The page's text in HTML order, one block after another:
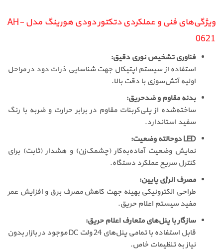
ویژگی‌های فنی و عملکردی دتکتور دودی هورینگ مدل AH-
0621
فناوری تشخیص نوری دقیق:
استفاده از سیستم اپتیکال جهت شناسایی ذرات دود در مراحل
اولیه آتش‌سوزی با دقت بالا.
بدنه مقاوم و ضد‌حریق:
ساخته‌شده از پلی‌کربنات مقاوم در برابر حرارت و ضربه با رنگ
سفید استاندارد.
LED دوحالته وضعیت:
نمایش وضعیت آماده‌به‌کار (چشمک‌زن) و هشدار (ثابت) برای
کنترل سریع عملکرد دستگاه.
مصرف انرژی پایین:
طراحی الکترونیکی بهینه جهت کاهش مصرف برق و افزایش عمر
مفید سیستم اعلام حریق.
سازگار با پنل‌های متعارف اعلام حریق:
قابل استفاده با تمامی پنل‌های 24 ولت DC موجود در بازار بدون
نیاز به تنظیمات خاص.